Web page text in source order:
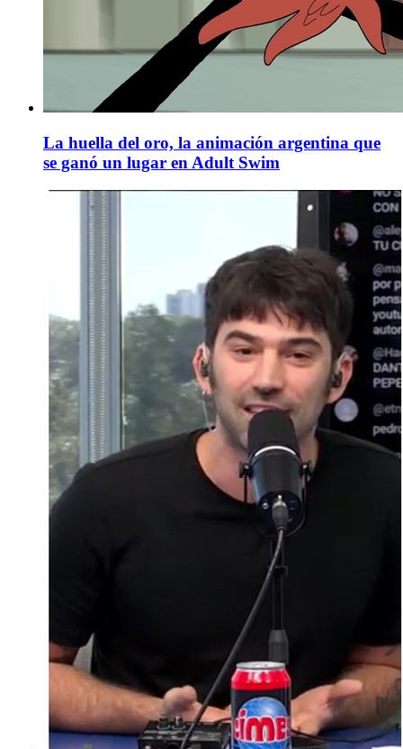
La huella del oro, la animación argentina que
se ganó un lugar en Adult Swim